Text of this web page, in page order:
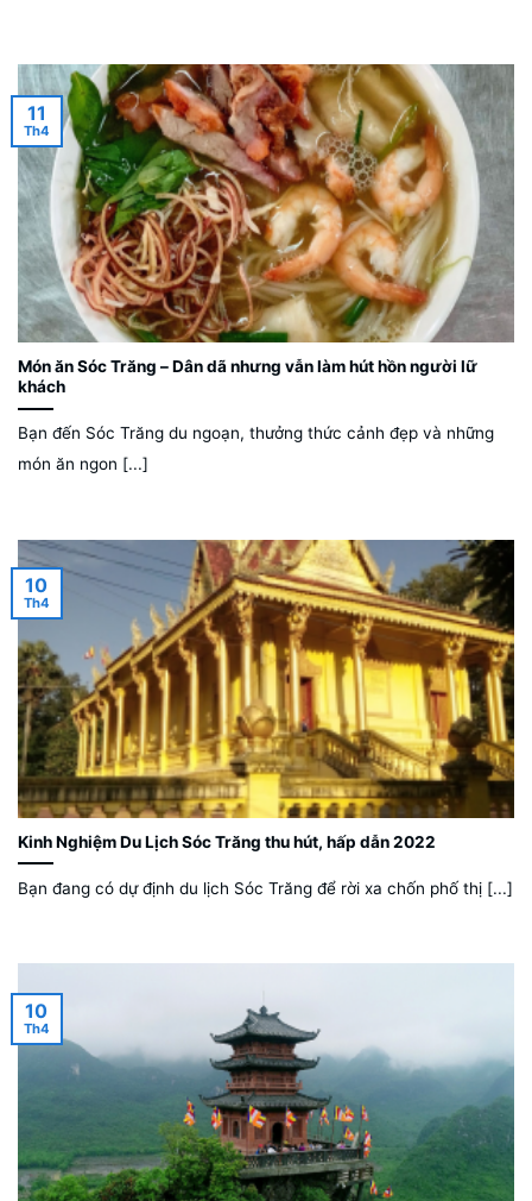
Món ăn Sóc Trăng – Dân dã nhưng vẫn làm hút hồn người lữ
khách
Bạn đến Sóc Trăng du ngoạn, thưởng thức cảnh đẹp và những
món ăn ngon [...]
11
Th4
Kinh Nghiệm Du Lịch Sóc Trăng thu hút, hấp dẫn 2022
Bạn đang có dự định du lịch Sóc Trăng để rời xa chốn phố thị [...]
10
Th4
10
Th4